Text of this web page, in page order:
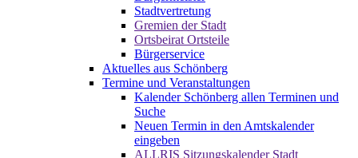
Stadtvertretung
Gremien der Stadt
Ortsbeirat Ortsteile
Bürgerservice
Aktuelles aus Schönberg
Termine und Veranstaltungen
Kalender Schönberg allen Terminen und
Suche
Neuen Termin in den Amtskalender
eingeben
ALLRIS Sitzungskalender Stadt